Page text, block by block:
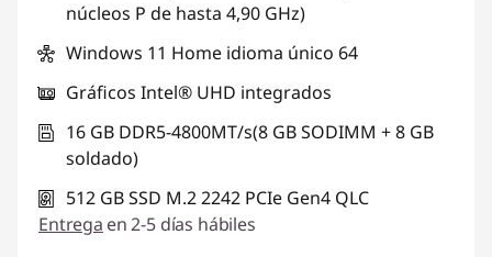
núcleos P de hasta 4,90 GHz)
Windows 11 Home idioma único 64
Gráficos Intel® UHD integrados
16 GB DDR5-4800MT/s(8 GB SODIMM + 8 GB
soldado)
512 GB SSD M.2 2242 PCIe Gen4 QLC
Entrega en 2-5 días hábiles